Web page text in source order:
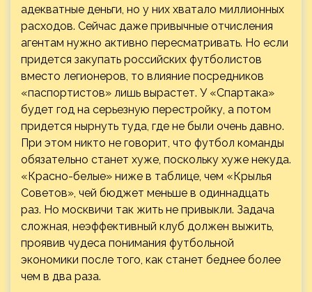
адекватные деньги, но у них хватало миллионных
расходов. Сейчас даже привычные отчисления
агентам нужно активно пересматривать. Но если
придется закупать российских футболистов
вместо легионеров, то влияние посредников
«паспортистов» лишь вырастет. У «Спартака»
будет год на серьезную перестройку, а потом
придется нырнуть туда, где не были очень давно.
При этом никто не говорит, что футбол команды
обязательно станет хуже, поскольку хуже некуда.
«Красно-белые» ниже в таблице, чем «Крылья
Советов», чей бюджет меньше в одиннадцать
раз. Но москвичи так жить не привыкли. Задача
сложная, неэффективный клуб должен выжить,
проявив чудеса понимания футбольной
экономики после того, как станет беднее более
чем в два раза.